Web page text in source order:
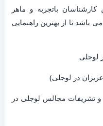
باتجربه و ماهر
باشد تا از بهترین راهنمایی
لوجلی
در لوجلی)
مجالس لوجلی در